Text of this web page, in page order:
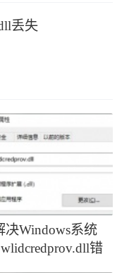
丢失
决Windows系统
错